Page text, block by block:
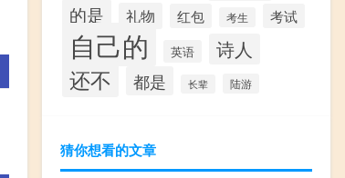
的是 礼物 红包 考生 考试
自己的 英语 诗人
还不 都是 长辈 陆游
猜你想看的文章